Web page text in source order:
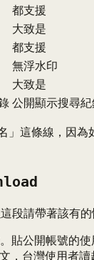
都支援
大致是
都支援
無浮水印
大致是
公開顯示搜尋
這條線，因
段請帶著該有的
貼公開帳號的
台灣使用者讀